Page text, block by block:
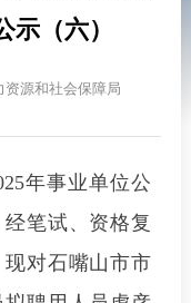
（六）
资源和社会保障局
年事业单位公
笔试、资格复
对石嘴山市市